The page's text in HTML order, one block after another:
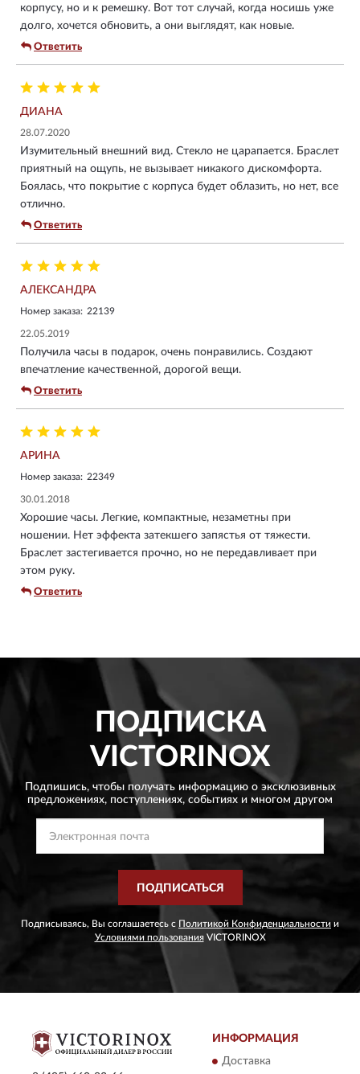
корпусу, но и к ремешку. Вот тот случай, когда носишь уже
долго, хочется обновить, а они выглядят, как новые.
Ответить
ДИАНА
28.07.2020
Изумительный внешний вид. Стекло не царапается. Браслет
приятный на ощупь, не вызывает никакого дискомфорта.
Боялась, что покрытие с корпуса будет облазить, но нет, все
отлично.
Ответить
АЛЕКСАНДРА
Номер заказа: 22139
22.05.2019
Получила часы в подарок, очень понравились. Создают
впечатление качественной, дорогой вещи.
Ответить
АРИНА
Номер заказа: 22349
30.01.2018
Хорошие часы. Легкие, компактные, незаметны при
ношении. Нет эффекта затекшего запястья от тяжести.
Браслет застегивается прочно, но не передавливает при
этом руку.
Ответить
ПОДПИСКА
VICTORINOX
Подпишись, чтобы получать информацию о эксклюзивных
предложениях, поступлениях, событиях и многом другом
ПОДПИСАТЬСЯ
Подписываясь, Вы соглашаетесь с Политикой Конфиденциальности и
Условиями пользованияVICTORINOX
ИНФОРМАЦИЯ
Доставка